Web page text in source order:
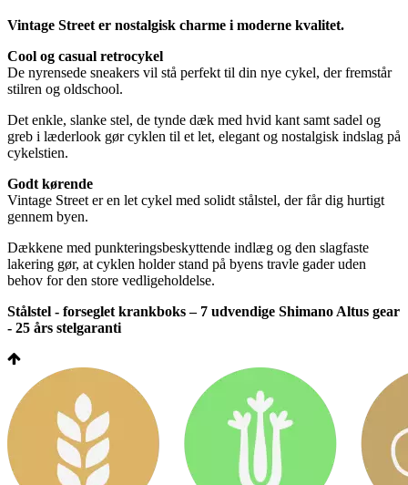
Vintage Street er nostalgisk charme i moderne kvalitet.
Cool og casual retrocykel
De nyrensede sneakers vil stå perfekt til din nye cykel, der fremstår
stilren og oldschool.
Det enkle, slanke stel, de tynde dæk med hvid kant samt sadel og
greb i læderlook gør cyklen til et let, elegant og nostalgisk indslag på
cykelstien.
Godt kørende
Vintage Street er en let cykel med solidt stålstel, der får dig hurtigt
gennem byen.
Dækkene med punkteringsbeskyttende indlæg og den slagfaste
lakering gør, at cyklen holder stand på byens travle gader uden
behov for den store vedligeholdelse.
Stålstel - forseglet krankboks – 7 udvendige Shimano Altus gear
- 25 års stelgaranti